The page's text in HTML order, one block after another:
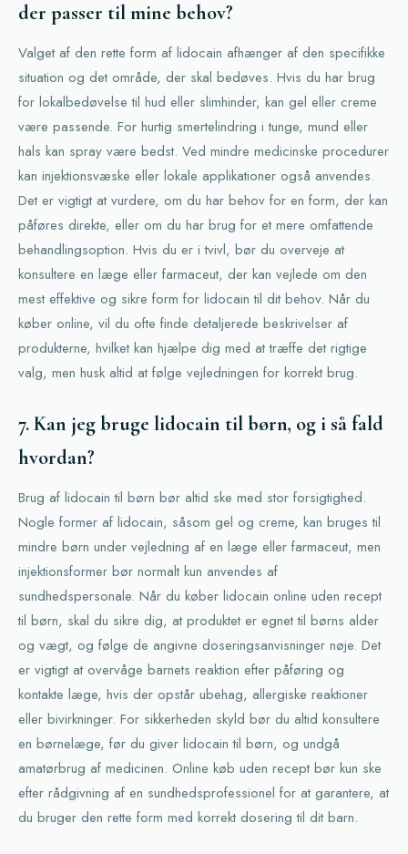
der passer til mine behov?
Valget af den rette form af lidocain afhænger af den specifikke
situation og det område, der skal bedøves. Hvis du har brug
for lokalbedøvelse til hud eller slimhinder, kan gel eller creme
være passende. For hurtig smertelindring i tunge, mund eller
hals kan spray være bedst. Ved mindre medicinske procedurer
kan injektionsvæske eller lokale applikationer også anvendes.
Det er vigtigt at vurdere, om du har behov for en form, der kan
påføres direkte, eller om du har brug for et mere omfattende
behandlingsoption. Hvis du er i tvivl, bør du overveje at
konsultere en læge eller farmaceut, der kan vejlede om den
mest effektive og sikre form for lidocain til dit behov. Når du
køber online, vil du ofte finde detaljerede beskrivelser af
produkterne, hvilket kan hjælpe dig med at træffe det rigtige
valg, men husk altid at følge vejledningen for korrekt brug.
7. Kan jeg bruge lidocain til børn, og i så fald
hvordan?
Brug af lidocain til børn bør altid ske med stor forsigtighed.
Nogle former af lidocain, såsom gel og creme, kan bruges til
mindre børn under vejledning af en læge eller farmaceut, men
injektionsformer bør normalt kun anvendes af
sundhedspersonale. Når du køber lidocain online uden recept
til børn, skal du sikre dig, at produktet er egnet til børns alder
og vægt, og følge de angivne doseringsanvisninger nøje. Det
er vigtigt at overvåge barnets reaktion efter påføring og
kontakte læge, hvis der opstår ubehag, allergiske reaktioner
eller bivirkninger. For sikkerheden skyld bør du altid konsultere
en børnelæge, før du giver lidocain til børn, og undgå
amatørbrug af medicinen. Online køb uden recept bør kun ske
efter rådgivning af en sundhedsprofessionel for at garantere, at
du bruger den rette form med korrekt dosering til dit barn.